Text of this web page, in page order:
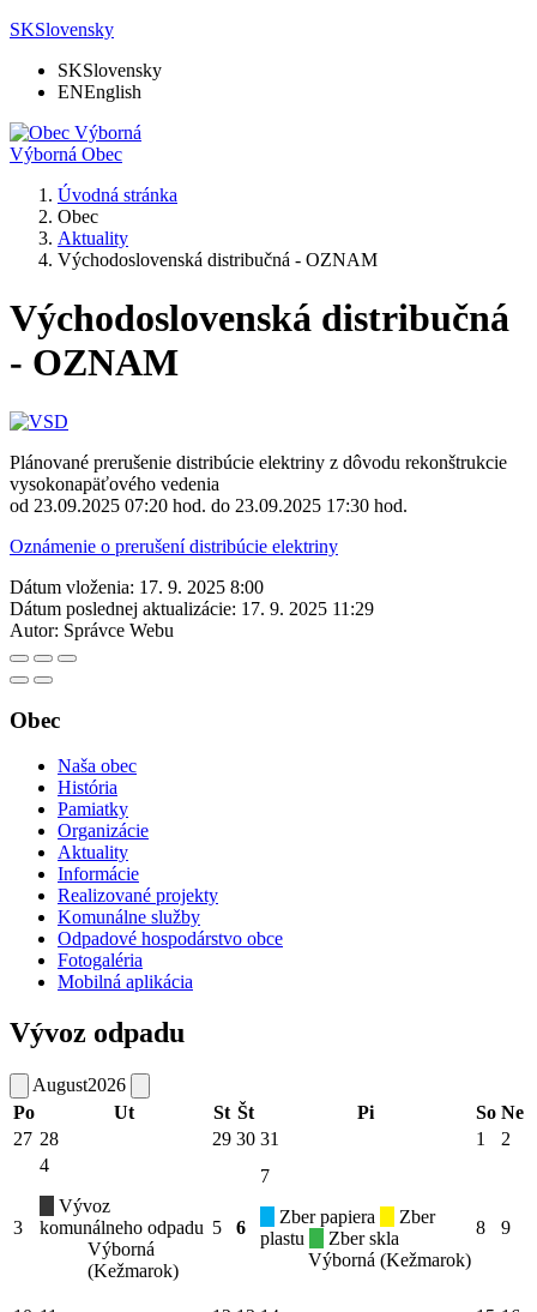
SKSlovensky
SKSlovensky
ENEnglish
Výborná Obec
Úvodná stránka
Obec
Aktuality
Východoslovenská distribučná - OZNAM
Východoslovenská distribučná
- OZNAM
Plánované prerušenie distribúcie elektriny z dôvodu rekonštrukcie
vysokonapäťového vedenia
od 23.09.2025 07:20 hod. do 23.09.2025 17:30 hod.
Oznámenie o prerušení distribúcie elektriny
Dátum vloženia: 17. 9. 2025 8:00
Dátum poslednej aktualizácie: 17. 9. 2025 11:29
Autor: Správce Webu
Obec
Naša obec
História
Pamiatky
Organizácie
Aktuality
Informácie
Realizované projekty
Komunálne služby
Odpadové hospodárstvo obce
Fotogaléria
Mobilná aplikácia
Vývoz odpadu
August2026
Po
Ut St Št Pi So Ne
27 28 29 30 31 1 2
3
4
Vývoz
komunálneho odpadu
Výborná
(Kežmarok)
5 6
7
Zber papiera
Zber
plastu
Zber skla
Výborná (Kežmarok)
8 9